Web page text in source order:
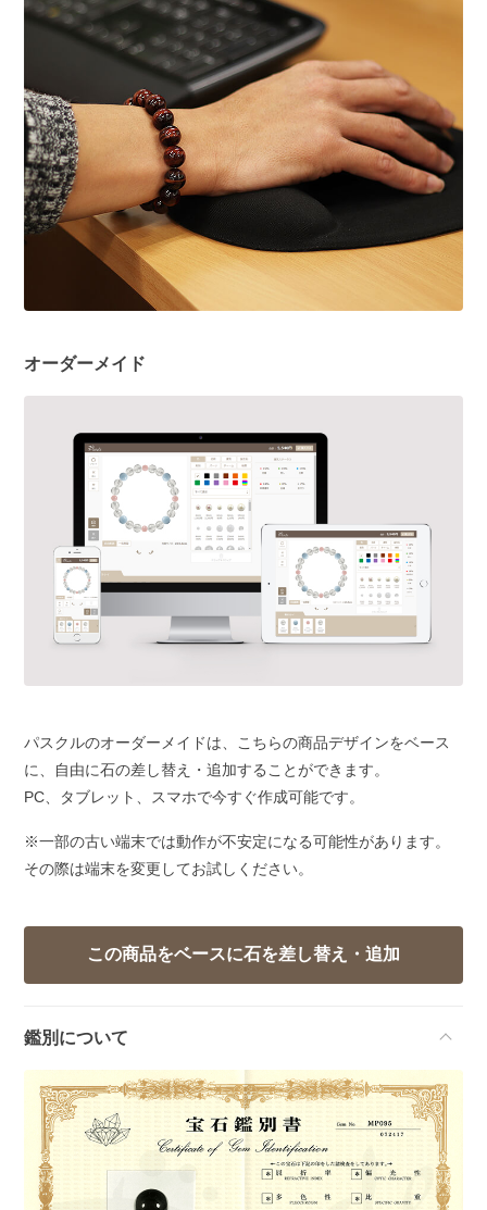
オーダーメイド
パスクルのオーダーメイドは、こちらの商品デザインをベース
に、自由に石の差し替え・追加することができます。
PC、タブレット、スマホで今すぐ作成可能です。
※一部の古い端末では動作が不安定になる可能性があります。
その際は端末を変更してお試しください。
鑑別について